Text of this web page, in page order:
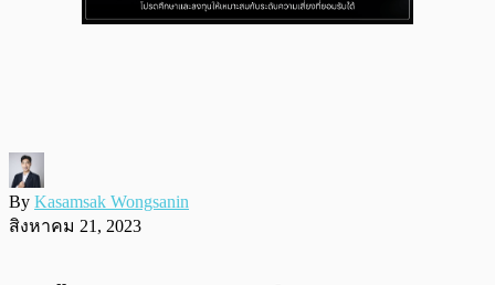
By Kasamsak Wongsanin
สิงหาคม 21, 2023